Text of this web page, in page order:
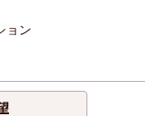
ョン